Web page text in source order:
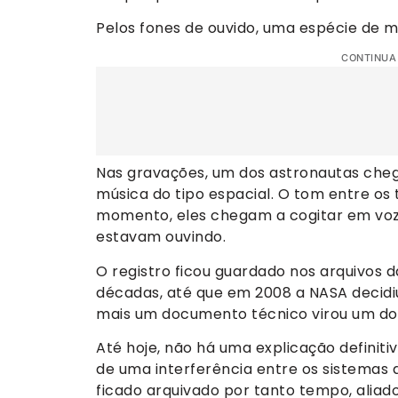
Pelos fones de ouvido, uma espécie de
Nas gravações, um dos astronautas
música do tipo espacial. O tom entre
momento, eles chegam a cogitar em
estavam ouvindo.
O registro ficou guardado nos arquivos
décadas, até que em 2008 a NASA
mais um documento técnico virou um
Até hoje, não há uma explicação
de uma interferência entre os sistemas
ficado arquivado por tanto tempo,